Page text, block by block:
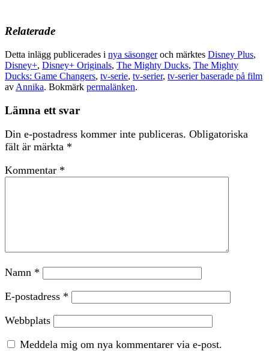
Relaterade
Detta inlägg publicerades i nya säsongeroch märktes Disney Plus,
Disney+, Disney+ Originals, The Mighty Ducks, The Mighty
Ducks: Game Changers, tv-serie, tv-serier, tv-serier baserade på film
av Annika. Bokmärk permalänken.
Lämna ett svar
Din e-postadress kommer inte publiceras. Obligatoriska
fält är märkta *
Kommentar *
Namn *
E-postadress *
Webbplats
Meddela mig om nya kommentarer via e-post.